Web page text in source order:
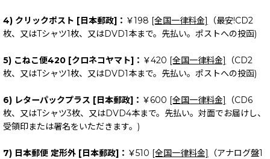
4) クリックポスト [日本郵政]： ￥198 [全国一律料金]
（最安!CD2
枚、又はTシャツ1枚、又はDVD1本まで。先払い。ポストへの投函)
5) こねこ便420 [クロネコヤマト]： ￥420 [全国一律料金]
（CD2
枚、又はTシャツ1枚、又はDVD1本まで。先払い。ポストへの投函)
6) レターパックプラス [日本郵政]： ￥600 [全国一律料金]
（CD6
枚、又はTシャツ3枚、又はDVD4本まで。先払い。対面でお届けし、
受領印または署名をいただきます。)
7) 日本郵便 定形外 [日本郵政]： ￥510 [全国一律料金]
（アナログ盤1